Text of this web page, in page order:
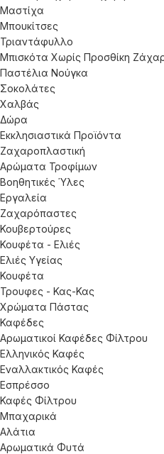
Μαστίχα
Μπουκίτσες
Τριαντάφυλλο
Μπισκότα Χωρίς Προσθίκη
Παστέλια Νούγκα
Σοκολάτες
Χαλβάς
Δώρα
Εκκλησιαστικά Προϊόντα
Ζαχαροπλαστική
Αρώματα Τροφίμων
Βοηθητικές Ύλες
Εργαλεία
Ζαχαρόπαστες
Κουβερτούρες
Κουφέτα - Ελιές
Ελιές Υγείας
Κουφέτα
Τρουφες - Κας-Κας
Χρώματα Πάστας
Καφέδες
Αρωματικοί Καφέδες Φίλτρου
Ελληνικός Καφές
Εναλλακτικός Καφές
Εσπρέσσο
Καφές Φίλτρου
Μπαχαρικά
Αλάτια
Αρωματικά Φυτά